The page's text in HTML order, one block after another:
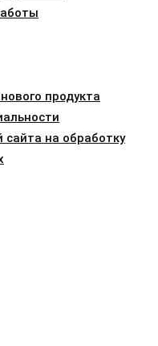
продукта
сайта на обработку